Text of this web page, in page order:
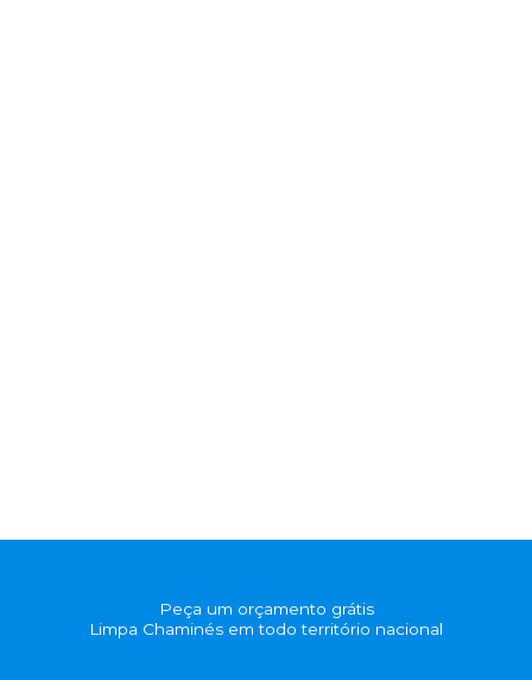
Peça um orçamento grátis
Limpa Chaminés em todo território nacional